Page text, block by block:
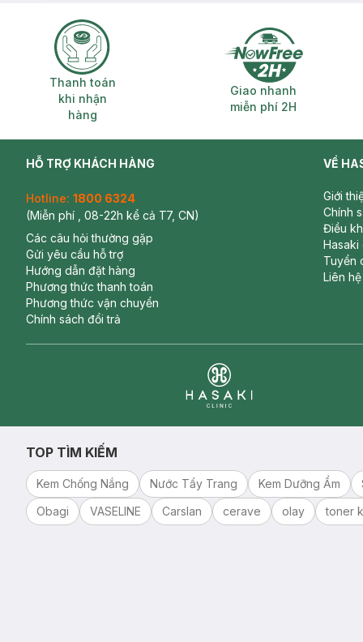
Thanh toán khi nhận hàng
Thanh toán
khi nhận
hàng
Giao nhanh
Giao nhanh
miễn phí 2H
HỖ TRỢ KHÁCH HÀNG
Hotline: 1800 6324
(Miễn phí , 08-22h kể cả T7, CN)
Các câu hỏi thường gặp
Gửi yêu cầu hỗ trợ
Hướng dẫn đặt hàng
Phương thức thanh toán
Phương thức vận chuyển
Chính sách đổi trả
VỀ
Giới
Chính
Điều
Hasaki
Tuyển
Liên hệ
TOP TÌM KIẾM
Kem Chống Nắng Nước Tẩy Trang Kem Dưỡng Ẩm
Obagi
VASELINE Carslan cerave olay toner